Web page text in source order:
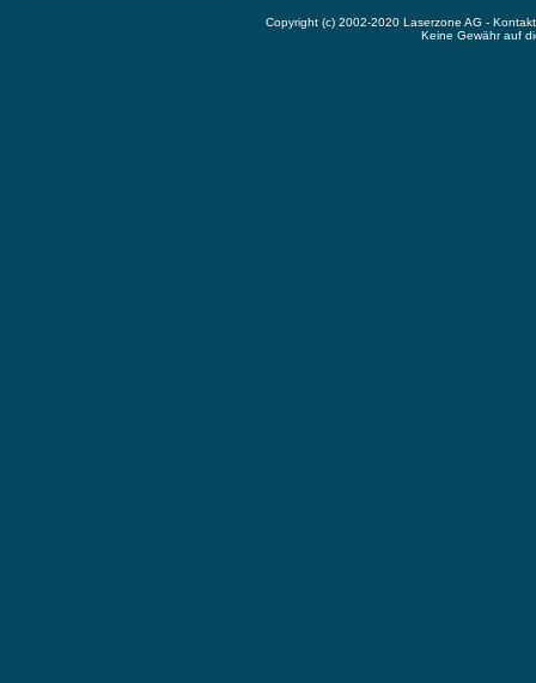
Copyright (c) 2002-2020 Laserzone AG -
Keine Gewähr auf